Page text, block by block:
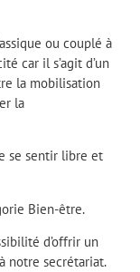
ou couplé à
car il s’agit d’un
la mobilisation
la
se sentir libre et
Bien-être.
d’offrir un
notre secrétariat.